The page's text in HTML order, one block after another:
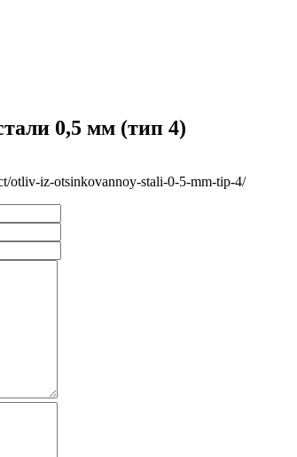
0,5 мм (тип 4)
otliv-iz-otsinkovannoy-stali-0-5-mm-tip-4/